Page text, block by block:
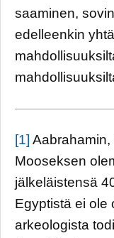
saaminen,
edelleenkin
[1]
Mooseksen
jälkeläistensä
Egyptistä ei ole
arkeologista